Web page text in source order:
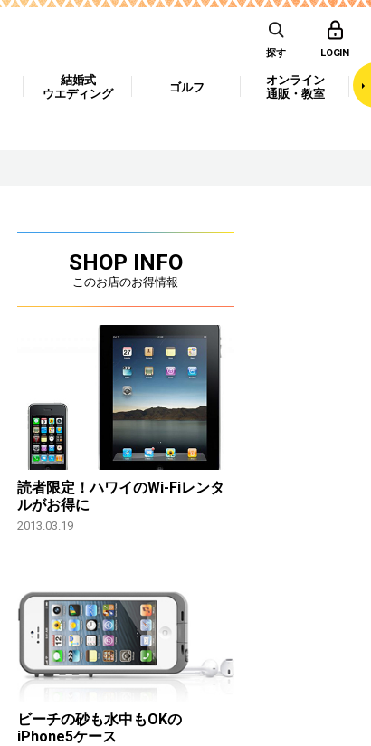
探す LOGIN
結婚式
ウエディング
ゴルフ
オンライン
通販・教室
SHOP INFO
このお店のお得情報
読者限定！ハワイのWi-Fiレンタ
ルがお得に
2013.03.19
ビーチの砂も水中もOKの
iPhone5ケース